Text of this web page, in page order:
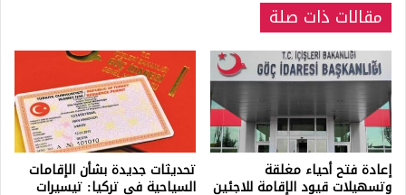
الشاي
مقالات ذات صلة
إعادة فتح أحياء مغلقة
وتسهيلات قيود الإقامة للاجئين
تحديثات جديدة بشأن الإقامات
السياحية في تركيا: تيسيرات